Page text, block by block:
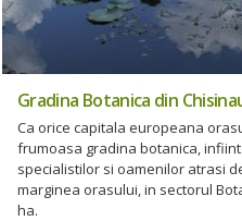
Gradina Botanica din
Ca orice capitala europeana
frumoasa gradina botanica,
specialistilor si oamenilor atrasi
marginea orasului, in sectorul
ha.